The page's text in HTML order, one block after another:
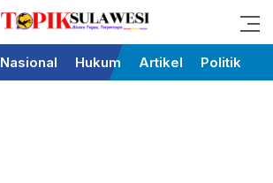
Topik Sulawesi
Bicara Tegas Terpercaya
Nasional Hukum Artikel Politik